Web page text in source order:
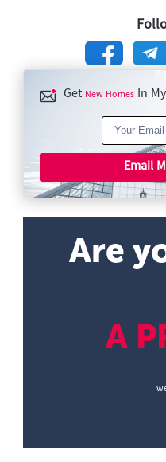
Get New Homes In
Email
Are
A